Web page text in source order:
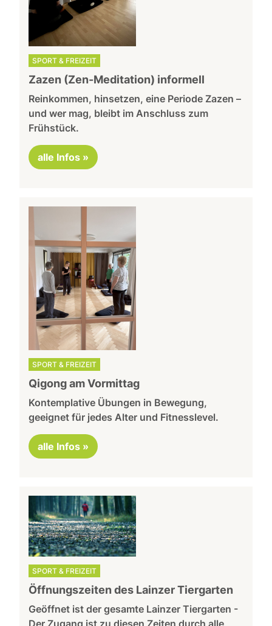
SPORT & FREIZEIT
Zazen (Zen-Meditation) informell
Reinkommen, hinsetzen, eine Periode Zazen –
und wer mag, bleibt im Anschluss zum
Frühstück.
alle Infos »
SPORT & FREIZEIT
Qigong am Vormittag
Kontemplative Übungen in Bewegung,
geeignet für jedes Alter und Fitnesslevel.
alle Infos »
SPORT & FREIZEIT
Öffnungszeiten des Lainzer Tiergarten
Geöffnet ist der gesamte Lainzer Tiergarten -
Der Zugang ist zu diesen Zeiten durch alle